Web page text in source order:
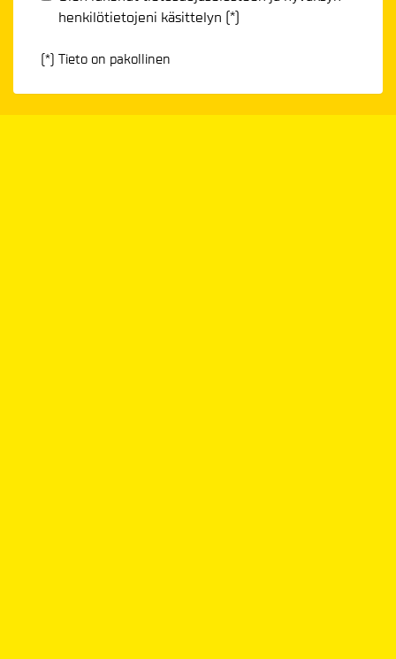
henkilötietojeni käsittelyn (*)
(*) Tieto on pakollinen